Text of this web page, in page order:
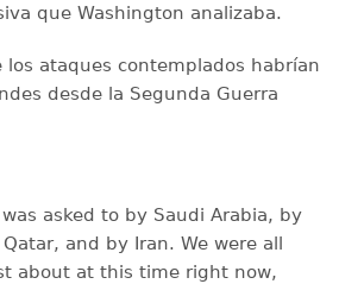
que Washington analizaba.
los ataques contemplados habrían
desde la Segunda Guerra
asked to by Saudi Arabia, by
and by Iran. We were all
about at this time right now,